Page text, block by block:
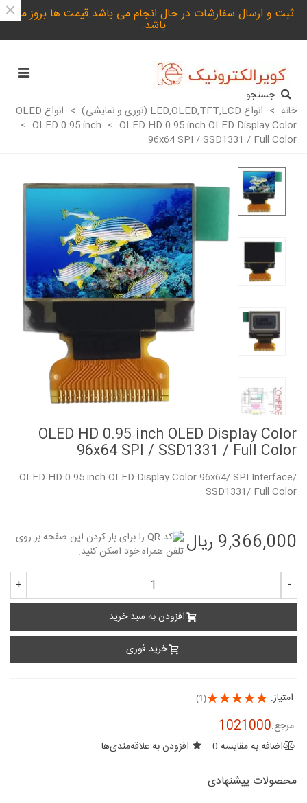
ثبت و ارسال سفارشات در حال انجام می باشد.قیمت ها بروز می
باشد.
×
جستجو
خانه > انواع LED,OLED,TFT,LCD (نوری و نمایشی) > انواع OLED
> OLED 0.95 inch > OLED HD 0.95 inch OLED Display Color
96x64 SPI / SSD1331 / Full Color
OLED HD 0.95 inch OLED Display Color
96x64 SPI / SSD1331 / Full Color
OLED HD 0.95 inch OLED Display Color 96x64/ SPI Interface/
SSD1331/ Full Color
9,366,000 ریال
-
+
افزودن به سبد خرید
خرید فوری
امتیاز: (1)
مرجع:1021000
اضافه به مقایسه 0 افزودن به علاقه‌مندی‌ها
محصولات پیشنهادی